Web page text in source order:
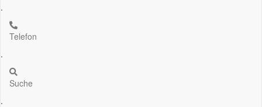
.
Telefon
.
Suche
.